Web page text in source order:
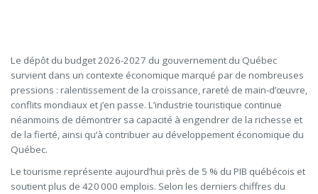
Le dépôt du budget 2026-2027 du gouvernement du Québec
survient dans un contexte économique marqué par de nombreuses
pressions : ralentissement de la croissance, rareté de main-d’œuvre,
conflits mondiaux et j’en passe. L’industrie touristique continue
néanmoins de démontrer sa capacité à engendrer de la richesse et
de la fierté, ainsi qu’à contribuer au développement économique du
Québec.
Le tourisme représente aujourd’hui près de 5 % du PIB québécois et
soutient plus de 420 000 emplois. Selon les derniers chiffres du